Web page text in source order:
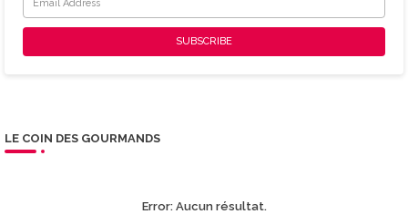
LE COIN DES GOURMANDS
Error:Aucun résultat.